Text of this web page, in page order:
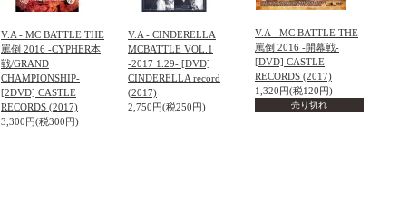
V.A - MC BATTLE THE
罵倒 2016 -CYPHER本
戦/GRAND
CHAMPIONSHIP-
[2DVD] CASTLE
RECORDS (2017)
3,300円(税300円)
V.A - CINDERELLA
MCBATTLE VOL.1
-2017 1.29- [DVD]
CINDERELLA record
(2017)
2,750円(税250円)
V.A - MC BATTLE THE
罵倒 2016 -開幕戦-
[DVD] CASTLE
RECORDS (2017)
1,320円(税120円)
売り切れ